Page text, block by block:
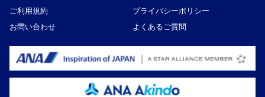
ご利用規約
プライバシーポリシー
お問い合わせ
よくあるご質問